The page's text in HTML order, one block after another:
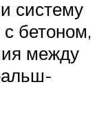
систему
бетоном,
между